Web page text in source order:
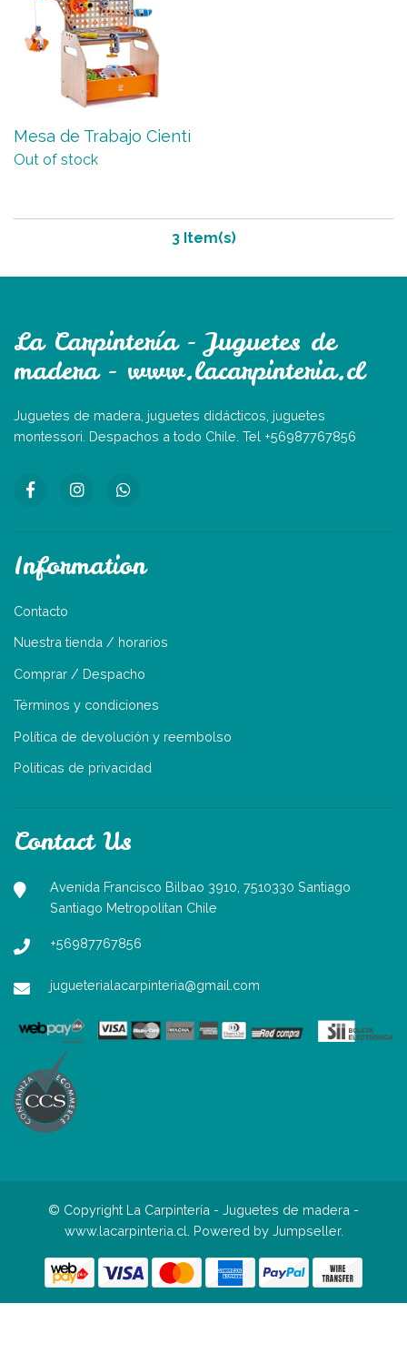
Mesa de Trabajo Científica ...
Out of stock
3 Item(s)
La Carpintería - Juguetes de
madera - www.lacarpinteria.cl
Juguetes de madera, juguetes didácticos, juguetes
montessori. Despachos a todo Chile. Tel +56987767856
Information
Contacto
Nuestra tienda / horarios
Comprar / Despacho
Términos y condiciones
Política de devolución y reembolso
Politicas de privacidad
Contact Us
Avenida Francisco Bilbao 3910, 7510330 Santiago
Santiago Metropolitan Chile
+56987767856
jugueterialacarpinteria@gmail.com
© Copyright La Carpintería - Juguetes de madera -
www.lacarpinteria.cl. Powered by Jumpseller.